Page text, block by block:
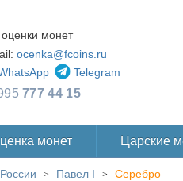
монет
ocenka@fcoins.ru
Telegram
777 44 15
монет Царские
> Павел I > Серебро